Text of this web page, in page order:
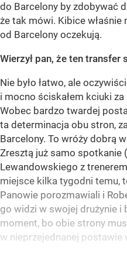
do Barcelony by zdobywać
że tak mówi. Kibice właśnie
od Barcelony oczekują.
Wierzył pan, że ten transfer
Nie było łatwo, ale
i mocno ściskałem kciuki
Wobec bardzo twardej
ta determinacja obu stron,
Barcelony. To wróży dobrą
Zresztą już samo spotkanie
Lewandowskiego z
miejsce kilka tygodni temu,
Panowie porozmawiali i
go widzi w swojej drużynie i
moment, bo obie strony
w nieprzejednanej postawie